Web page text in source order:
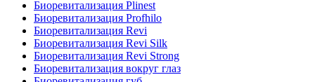
Биоревитализация Plinest
Биоревитализация Profhilo
Биоревитализация Revi
Биоревитализация Revi Silk
Биоревитализация Revi Strong
Биоревитализация вокруг глаз